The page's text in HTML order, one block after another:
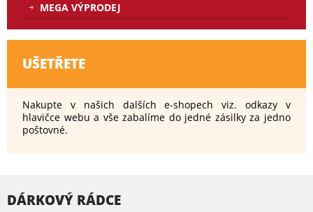
MEGA VÝPRODEJ
UŠETŘETE
Nakupte v našich dalších e-shopech viz. odkazy v
hlavičce webu a vše zabalíme do jedné zásilky za jedno
poštovné.
DÁRKOVÝ RÁDCE